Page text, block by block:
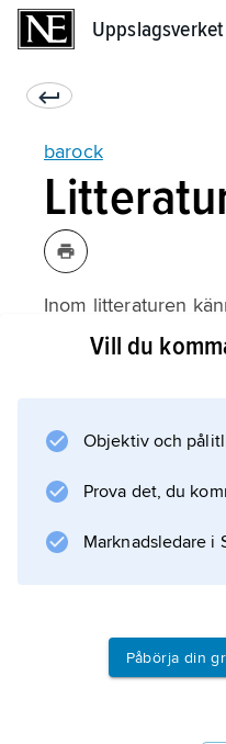
Uppslagsverket
barock
Inom litteraturen
en strävan efter
antitesen, den
och ljudsymboliken.
Morales och
Information
Vill du
Objektiv och
Prova det, du
Marknadsledare i
Påbörja din